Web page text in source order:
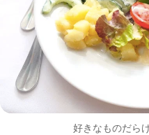
好きなものだら